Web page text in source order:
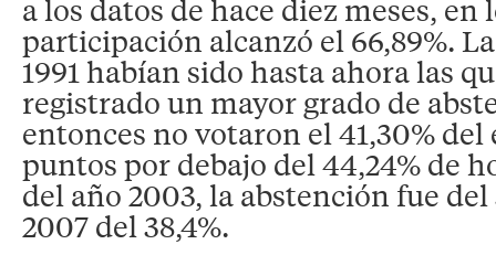
a los datos de hace diez meses, en
participación alcanzó el 66,89%.
1991 habían sido hasta ahora las
registrado un mayor grado de
entonces no votaron el 41,30%
puntos por debajo del 44,24% de
del año 2003, la abstención fue del
2007 del 38,4%.